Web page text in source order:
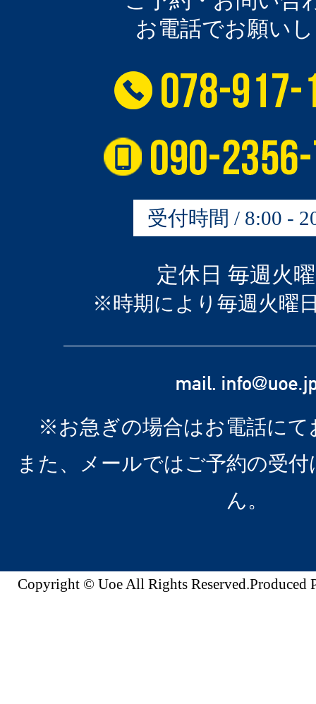
お電話でお願い
受付時間 / 8:00 -
定休日 毎週火
※時期により毎週火曜
※お急ぎの場合はお電話にて
また、メールではご予約の受
ん。
Copyright © Uoe All Rights Reserved.Produced